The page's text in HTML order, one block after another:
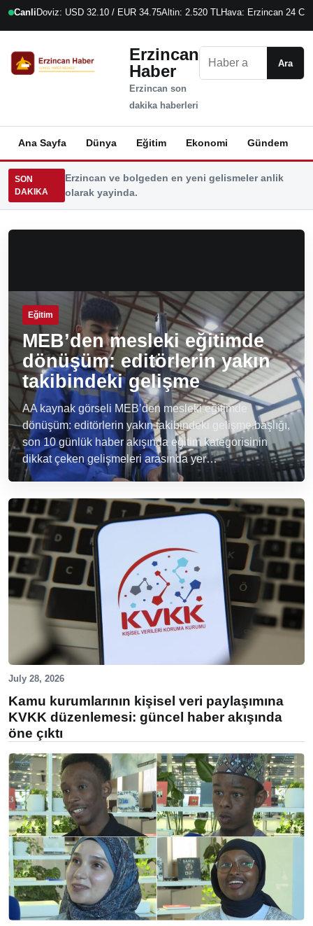
Canli Doviz: USD 32.10 / EUR 34.75Altin: 2.520 TLHava: Erzincan 24 C
Erzincan
Haber
Erzincan son
dakika haberleri
Ara
Ana Sayfa Dünya Eğitim Ekonomi Gündem
SON
DAKIKA
Erzincan ve bolgeden en yeni gelismeler anlik
olarak yayinda.
Eğitim
MEB’den mesleki eğitimde
dönüşüm: editörlerin yakın
takibindeki gelişme
AA kaynak görseli MEB’den mesleki eğitimde
dönüşüm: editörlerin yakın takibindeki gelişme başlığı,
son 10 günlük haber akışında eğitim kategorisinin
dikkat çeken gelişmeleri arasında yer…
July 28, 2026
Kamu kurumlarının kişisel veri paylaşımına
KVKK düzenlemesi: güncel haber akışında
öne çıktı